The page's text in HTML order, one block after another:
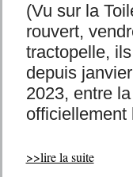
(Vu sur la
rouvert,
tractopelle,
depuis
2023, entre
officiellement
>>lire la suite